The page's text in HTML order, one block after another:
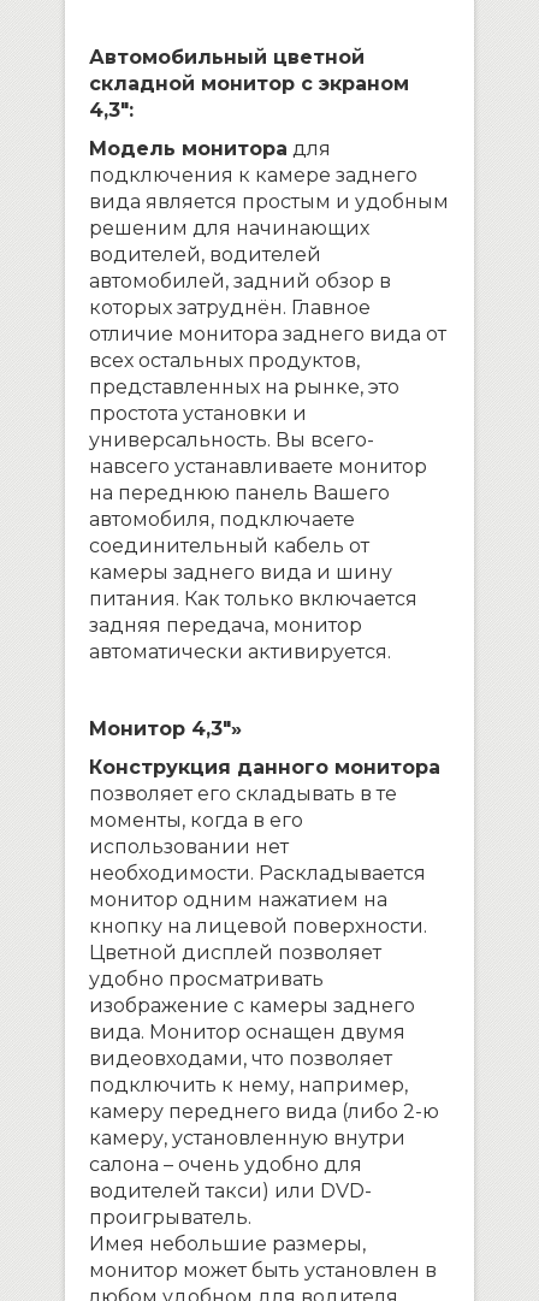
Автомобильный цветной
складной монитор с экраном
4,3″:
Модель монитора для
подключения к камере заднего
вида является простым и удобным
решеним для начинающих
водителей, водителей
автомобилей, задний обзор в
которых затруднён. Главное
отличие монитора заднего вида от
всех остальных продуктов,
представленных на рынке, это
простота установки и
универсальность. Вы всего-
навсего устанавливаете монитор
на переднюю панель Вашего
автомобиля, подключаете
соединительный кабель от
камеры заднего вида и шину
питания. Как только включается
задняя передача, монитор
автоматически активируется.
Монитор 4,3″»
Конструкция данного монитора
позволяет его складывать в те
моменты, когда в его
использовании нет
необходимости. Раскладывается
монитор одним нажатием на
кнопку на лицевой поверхности.
Цветной дисплей позволяет
удобно просматривать
изображение с камеры заднего
вида. Монитор оснащен двумя
видеовходами, что позволяет
подключить к нему, например,
камеру переднего вида (либо 2-ю
камеру, установленную внутри
салона – очень удобно для
водителей такси) или DVD-
проигрыватель.
Имея небольшие размеры,
монитор может быть установлен в